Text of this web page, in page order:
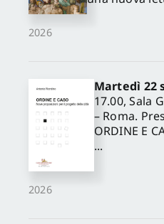
2026
2026
Martedì 22
17.00, Sala
– Roma.
ORDINE E
...